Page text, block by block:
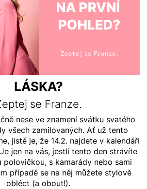
LÁSKA?
se Franze.
nese ve znamení svátku svatého
všech zamilovaných. Ať už tento
jisté je, že 14.2. najdete v kalendáři
jen na vás, jestli tento den strávíte
polovičkou, s kamarády nebo sami
případě se na něj můžete stylově
obléct (a obout!).